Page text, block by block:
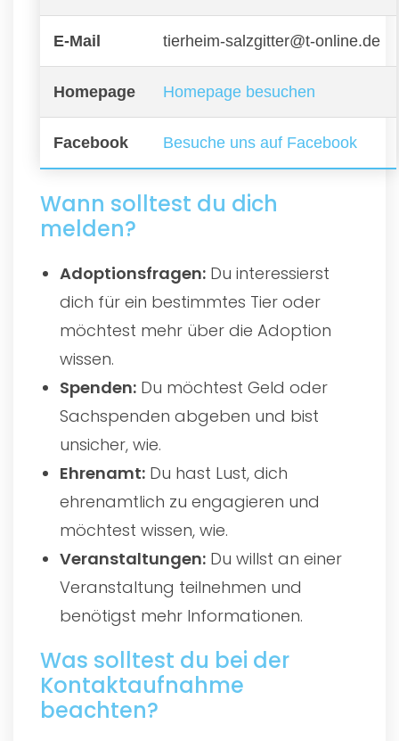
E-Mail tierheim-salzgitter@t-online.de
Homepage Homepage besuchen
Facebook Besuche uns auf Facebook
Wann solltest du dich
melden?
Adoptionsfragen: Du interessierst
dich für ein bestimmtes Tier oder
möchtest mehr über die Adoption
wissen.
Spenden: Du möchtest Geld oder
Sachspenden abgeben und bist
unsicher, wie.
Ehrenamt: Du hast Lust, dich
ehrenamtlich zu engagieren und
möchtest wissen, wie.
Veranstaltungen: Du willst an einer
Veranstaltung teilnehmen und
benötigst mehr Informationen.
Was solltest du bei der
Kontaktaufnahme
beachten?